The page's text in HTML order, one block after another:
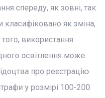
спереду, як зовні, так
класифіковано як зміна,
використання
освітлення може
про реєстрацію
у розмірі 100-200